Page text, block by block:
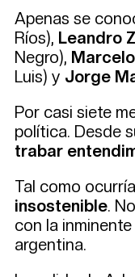
Apenas se
Ríos), Leandro
Negro),
Luis) y Jorge
Por casi siete
política. Desde
trabar
Tal como
insostenible.
con la
argentina.